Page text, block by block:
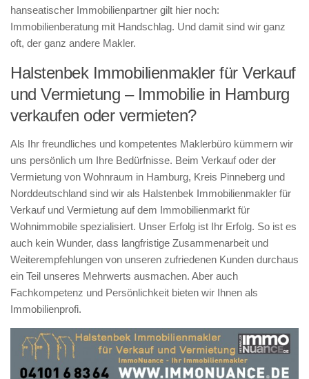
hanseatischer Immobilienpartner gilt hier noch:
Immobilienberatung mit Handschlag. Und damit sind wir ganz
oft, der ganz andere Makler.
Halstenbek Immobilienmakler für Verkauf
und Vermietung – Immobilie in Hamburg
verkaufen oder vermieten?
Als Ihr freundliches und kompetentes Maklerbüro kümmern wir
uns persönlich um Ihre Bedürfnisse. Beim Verkauf oder der
Vermietung von Wohnraum in Hamburg, Kreis Pinneberg und
Norddeutschland sind wir als Halstenbek Immobilienmakler für
Verkauf und Vermietung auf dem Immobilienmarkt für
Wohnimmobile spezialisiert. Unser Erfolg ist Ihr Erfolg. So ist es
auch kein Wunder, dass langfristige Zusammenarbeit und
Weiterempfehlungen von unseren zufriedenen Kunden durchaus
ein Teil unseres Mehrwerts ausmachen. Aber auch
Fachkompetenz und Persönlichkeit bieten wir Ihnen als
Immobilienprofi.